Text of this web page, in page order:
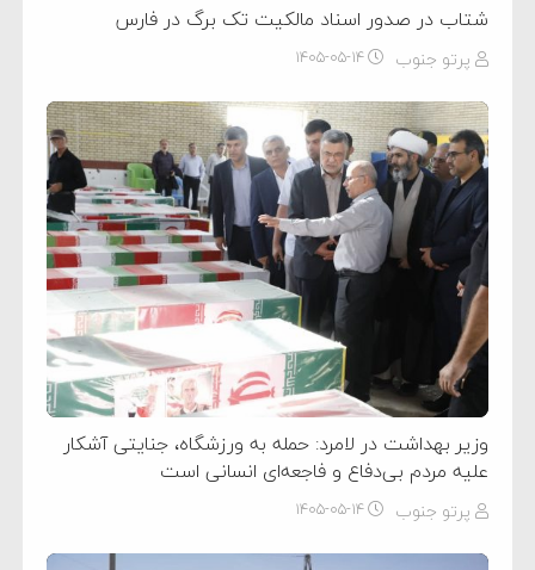
شتاب در صدور اسناد مالکیت تک برگ در فارس
پرتو جنوب ۱۴۰۵-۰۵-۱۴
وزیر بهداشت در لامرد: حمله به ورزشگاه، جنایتی آشکار
علیه مردم بی‌دفاع و فاجعه‌ای انسانی است
پرتو جنوب ۱۴۰۵-۰۵-۱۴